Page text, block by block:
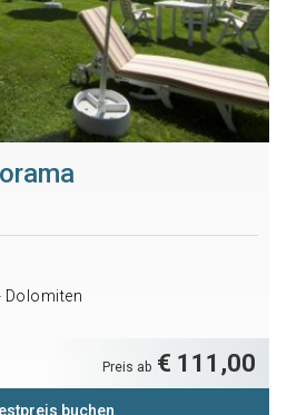
Dolomiten
Preis ab € 111,00
buchen